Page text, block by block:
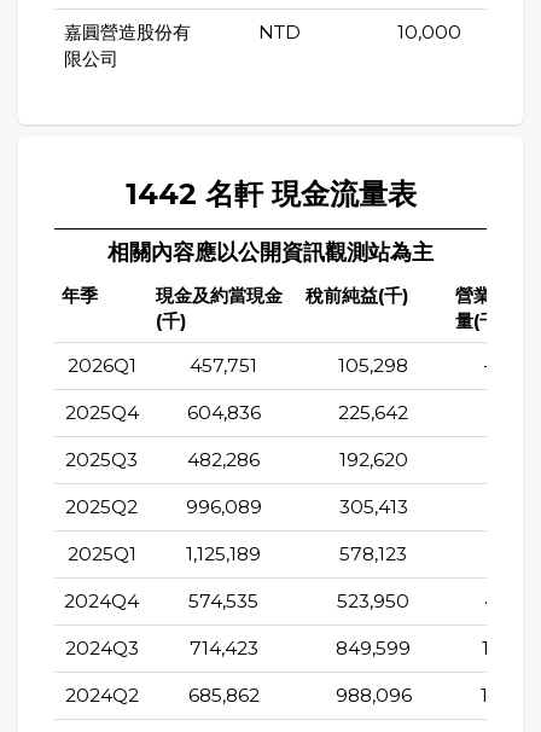
嘉圓營造股份有
限公司
NTD 10,000
1442 名軒 現金流量表
相關內容應以公開資訊觀測站為主
年季
現金及約當現金
(千)
稅前純益(千)
營業活動
量(千)
2026Q1 457,751 105,298 -
2025Q4 604,836 225,642
2025Q3 482,286 192,620
2025Q2 996,089 305,413
2025Q1 1,125,189 578,123
2024Q4 574,535 523,950
2024Q3 714,423 849,599
2024Q2 685,862 988,096